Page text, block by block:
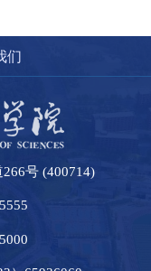
们
号 (400714)